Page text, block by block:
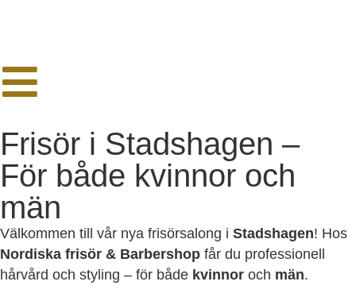
Frisör i Stadshagen –
För både kvinnor och
män
Välkommen till vår nya frisörsalong i Stadshagen! Hos
Nordiska frisör & Barbershop får du professionell
hårvård och styling – för både kvinnor och män.